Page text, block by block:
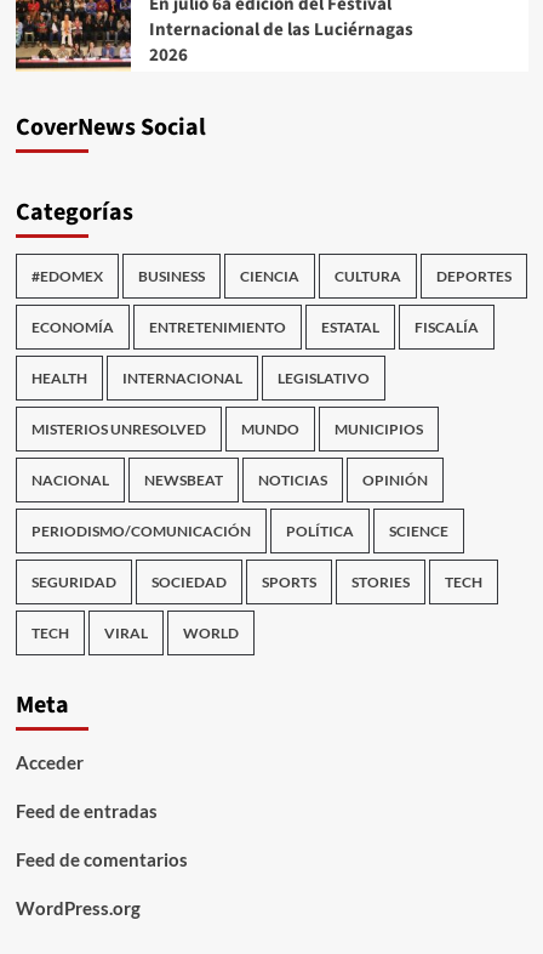
Internacional de las Luciérnagas
2026
CoverNews Social
Categorías
#EDOMEX BUSINESS CIENCIA CULTURA DEPORTES
ECONOMÍA ENTRETENIMIENTO ESTATAL FISCALÍA
HEALTH INTERNACIONAL LEGISLATIVO
MISTERIOS UNRESOLVED MUNDO MUNICIPIOS
NACIONAL NEWSBEAT NOTICIAS OPINIÓN
PERIODISMO/COMUNICACIÓN POLÍTICA SCIENCE
SEGURIDAD SOCIEDAD SPORTS STORIES TECH
TECH VIRAL WORLD
Meta
Acceder
Feed de entradas
Feed de comentarios
WordPress.org